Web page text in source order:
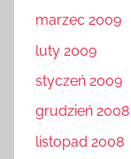
marzec 2009
luty 2009
styczeń 2009
grudzień 2008
listopad 2008